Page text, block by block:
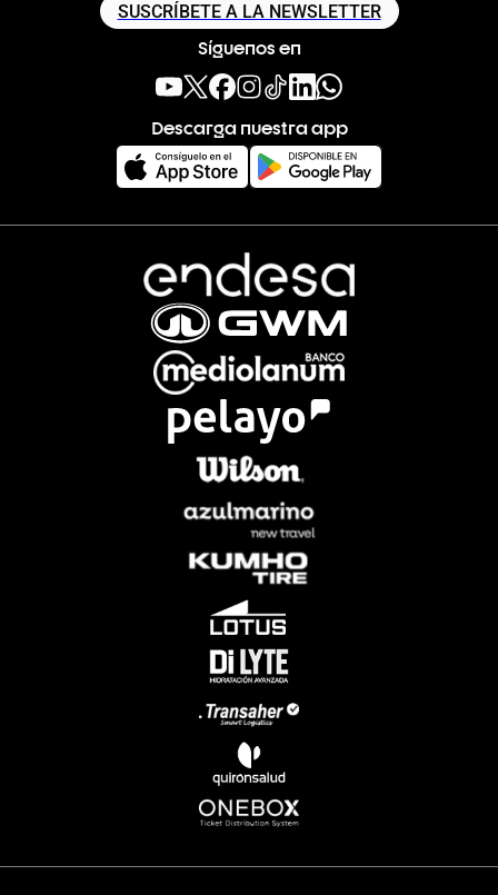
SUSCRÍBETE A LA NEWSLETTER
Síguenos en
Descarga nuestra app